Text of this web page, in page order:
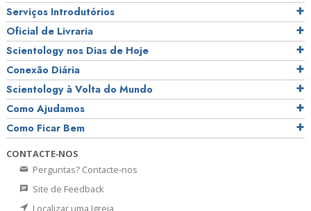
Serviços Introdutórios
Oficial de Livraria
Scientology nos Dias de Hoje
Conexão Diária
Scientology à Volta do Mundo
Como Ajudamos
Como Ficar Bem
CONTACTE‑NOS
Perguntas? Contacte‑nos
Site de Feedback
Localizar uma Igreja